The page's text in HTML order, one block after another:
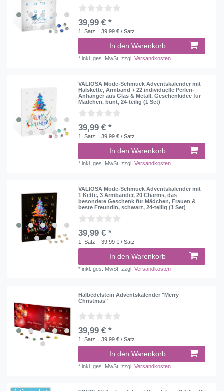
39,99 € *
1 Satz | 39,99 € / Satz
In den Warenkorb
*inkl. ges. MwSt. zzgl.Versandkosten
VALIOSA Mode-Schmuck Adventskalender mit
Halskette, Armband + 22 individuelle Perlen-
Anhänger aus Glas & Metall, Geschenkidee für
Mädchen, bunt, 24-teilig (1 Set)
39,99 € *
1 Satz | 39,99 € / Satz
In den Warenkorb
*inkl. ges. MwSt. zzgl.Versandkosten
VALIOSA Mode-Schmuck Adventskalender mit
1 Kette, 3 Armbänder, 20 Charms, das
besondere Geschenk für Mädchen, Frauen &
beste Freundin, schwarz, 24-teilig (1 Set)
39,99 € *
1 Satz | 39,99 € / Satz
In den Warenkorb
*inkl. ges. MwSt. zzgl.Versandkosten
Halbedelstein Adventskalender "Merry
Christmas"
39,99 € *
1 Satz | 39,99 € / Satz
In den Warenkorb
*inkl. ges. MwSt. zzgl.Versandkosten